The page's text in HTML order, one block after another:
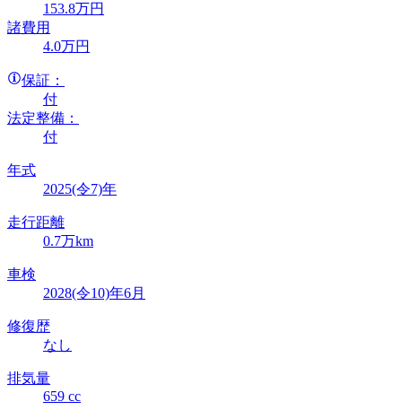
153.8万円
諸費用
4.0万円
保証：
付
法定整備：
付
年式
2025(令7)年
走行距離
0.7万km
車検
2028(令10)年6月
修復歴
なし
排気量
659 cc